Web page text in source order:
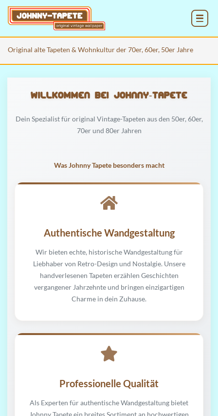
Original alte Tapeten & Wohnkultur der 70er, 60er, 50er Jahre
Willkommen bei Johnny‑Tapete
Dein Spezialist für original Vintage-Tapeten aus den 50er, 60er,
70er und 80er Jahren
Was Johnny Tapete besonders macht
Authentische Wandgestaltung
Wir bieten echte, historische Wandgestaltung für
Liebhaber von Retro-Design und Nostalgie. Unsere
handverlesenen Tapeten erzählen Geschichten
vergangener Jahrzehnte und bringen einzigartigen
Charme in dein Zuhause.
Professionelle Qualität
Als Experten für authentische Wandgestaltung bietet
Johnny Tapete ein breites Sortiment an hochwertigen